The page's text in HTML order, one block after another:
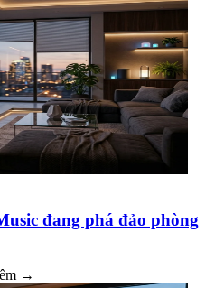
đang phá đảo phòng
→